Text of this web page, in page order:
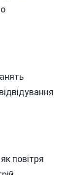
повітря